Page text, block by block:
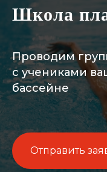
Школа
Проводим
с учениками
бассейне
Отправить